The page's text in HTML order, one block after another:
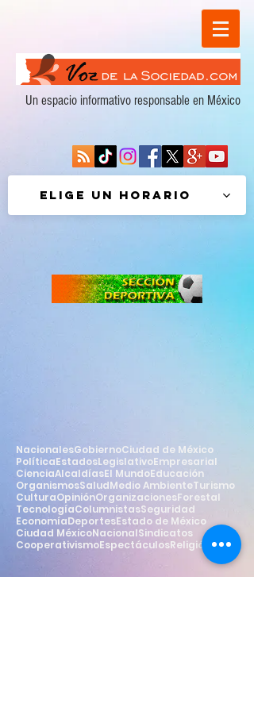
Un espacio informativo responsable en México
Elige un horario
NacionalesGobiernoCiudad de México
PolíticaEstadosLegislativoEmpresarial
CienciaAlcaldíasEl MundoEducación
OrganismosSaludMedio AmbienteTurismo
CulturaOpiniónOrganizacionesForestal
TecnologíaColumnistasSeguridad
EconomíaDeportesEstado de México
Ciudad MéxicoNacionalSindicatos
CooperativismoEspectáculosReligión Estilo